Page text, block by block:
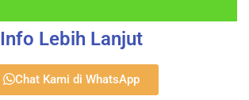
Info Lebih Lanjut
Chat Kami di WhatsApp